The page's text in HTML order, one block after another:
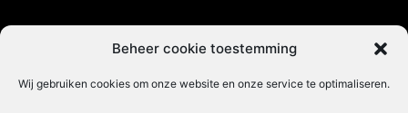
Beheer cookie toestemming
Wij gebruiken cookies om onze website en onze service te optimaliseren.
Adverteren | Contact | Startpagina |